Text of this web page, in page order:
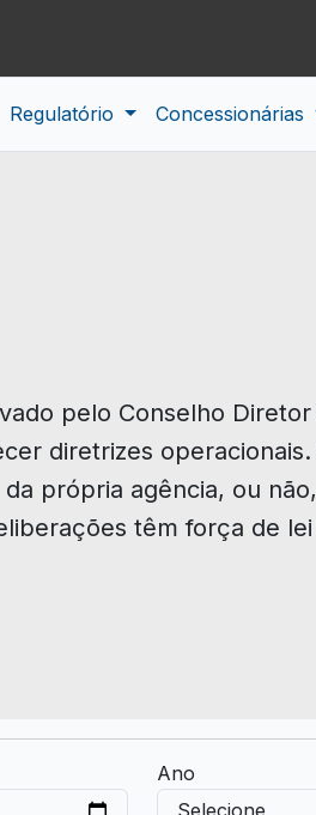
Regulatório Concessionárias
pelo Conselho Diretor
diretrizes
própria agência, ou
têm força de
Ano